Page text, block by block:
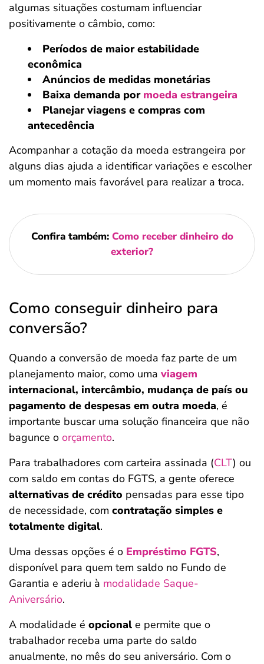
algumas situações costumam influenciar
positivamente o câmbio, como:
Períodos de maior estabilidade
econômica
Anúncios de medidas monetárias
Baixa demanda por moeda estrangeira
Planejar viagens e compras com
antecedência
Acompanhar a cotação da moeda estrangeira por
alguns dias ajuda a identificar variações e escolher
um momento mais favorável para realizar a troca.
Confira também: Como receber dinheiro do
exterior?
Como conseguir dinheiro para
conversão?
Quando a conversão de moeda faz parte de um
planejamento maior, como uma viagem
internacional, intercâmbio, mudança de país ou
pagamento de despesas em outra moeda, é
importante buscar uma solução financeira que não
bagunce o orçamento.
Para trabalhadores com carteira assinada (CLT) ou
com saldo em contas do FGTS, a gente oferece
alternativas de crédito pensadas para esse tipo
de necessidade, com contratação simples e
totalmente digital.
Uma dessas opções é o Empréstimo FGTS,
disponível para quem tem saldo no Fundo de
Garantia e aderiu à modalidade Saque-
Aniversário.
A modalidade é opcional e permite que o
trabalhador receba uma parte do saldo
anualmente, no mês do seu aniversário. Com o